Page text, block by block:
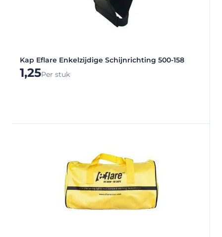
Kap Eflare Enkelzijdige Schijnrichting 500-158
1,25Per stuk